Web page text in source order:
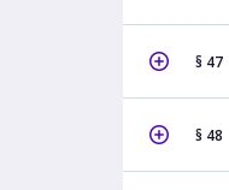
§ 47
§ 48